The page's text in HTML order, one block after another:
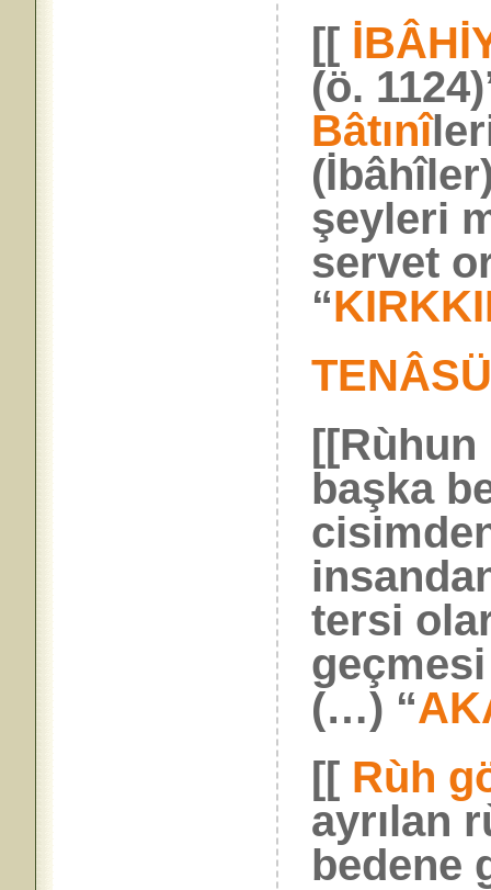
[[
(ö.
Bâtınî
şeyleri
servet
“
[[Rùhun
başka
tersi
(…) “
[[ Rùh
ayrılan
bedene